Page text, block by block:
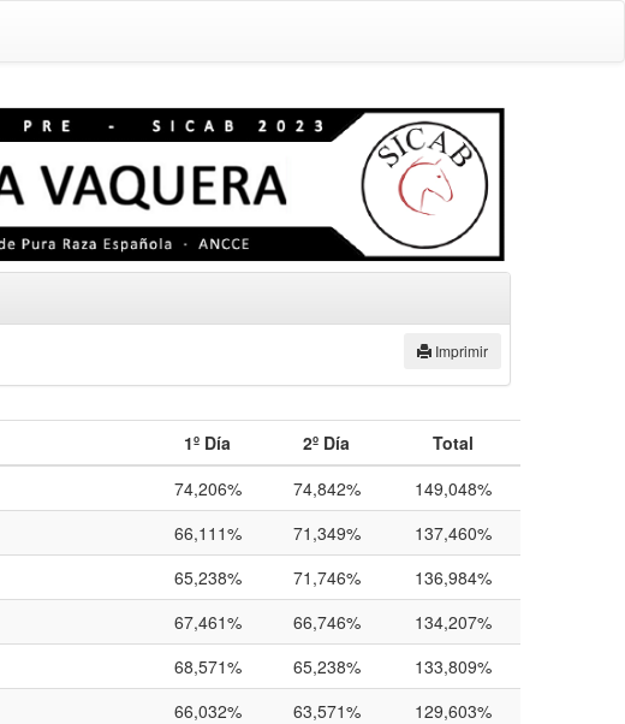
Imprimir
1º Día 2º Día
Total
74,206% 74,842%
149,048%
66,111% 71,349%
137,460%
65,238% 71,746%
136,984%
67,461% 66,746%
134,207%
68,571% 65,238%
133,809%
66,032% 63,571%
129,603%